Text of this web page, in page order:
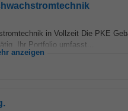
in Vollzeit Die PKE
Ihr Portfolio umfasst...
anzeigen